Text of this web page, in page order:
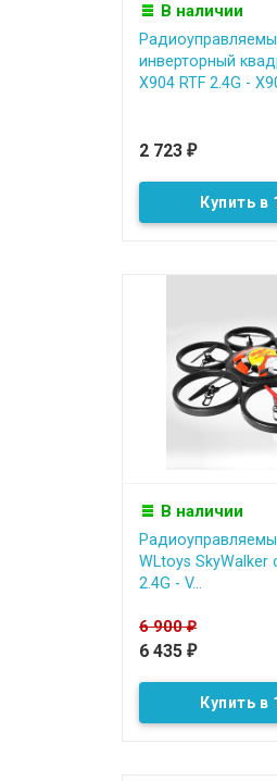
В наличии
инверторный
X904 RTF 2.4G -
2 723₽
Купить в
В наличии
WLtoys SkyWalker
2.4G - V...
6 900₽
6 435₽
Купить в